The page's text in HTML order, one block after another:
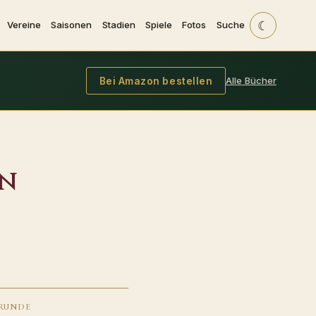
Vereine Saisonen Stadien Spiele Fotos Suche ☾
Bei Amazon bestellen Alle Bücher